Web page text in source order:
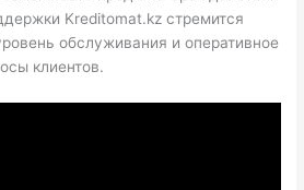
Kreditomat.kz стремится
обслуживания и оперативное
клиентов.